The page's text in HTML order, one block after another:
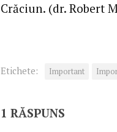
Crăciun. (dr. Robert
Etichete: Important
1 RĂSPUNS